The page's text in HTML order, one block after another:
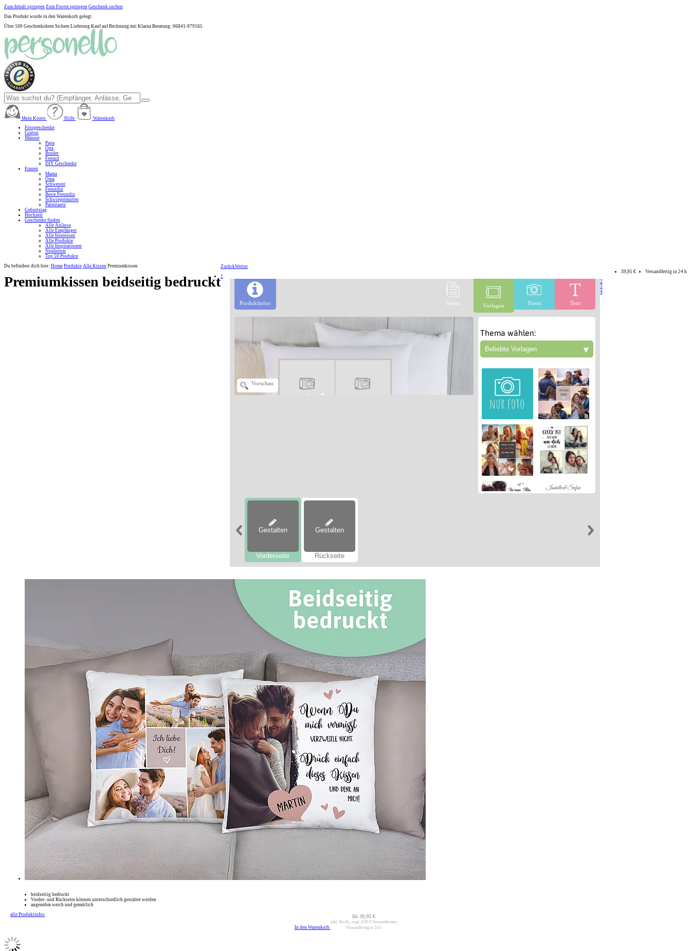
Zum Inhalt springen Zum Footer springen Geschenk suchen
Das Produkt wurde in den Warenkorb gelegt.
Über 100 Geschenkideen Sichere Lieferung Kauf auf Rechnung mit Klarna Beratung: 06841-979165
Mein Konto Hilfe
Warenkorb
Fotogeschenke
Gravur
Männer
Papa
Opa
Bruder
Freund
DIY Geschenke
Frauen
Mama
Oma
Schwester
Freundin
Beste Freundin
Schwiegermutter
Patentante
Geburtstag
Hochzeit
Geschenke finden
Alle Anlässe
Alle Empfänger
Alle Interessen
Alle Produkte
Alle Inspirationen
Neuheiten
Top 50 Produkte
Du befindest dich hier: Home Produkte Alle Kissen Premiumkissen
Premiumkissen beidseitig bedruckt
39,95 € Versandfertig in 24 h
Produktinfos Seiten Vorlagen Fotos Text
Vorschau
Thema wählen:
▼
Gestalten
Vorderseite
Gestalten
Rückseite
ZurückWeiter
1
2
3
4
beidseitig bedruckt
Vorder- und Rückseite können unterschiedlich gestaltet werden
angenehm weich und gemütlich
alle Produktinfos
In den Warenkorb
für39,95 €
inkl. MwSt., zzgl. 4,95 €Versandkosten
Versandfertig in 24 h